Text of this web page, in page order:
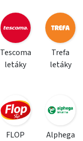
Tescoma
letáky
Trefa
letáky
FLOP
Alphega